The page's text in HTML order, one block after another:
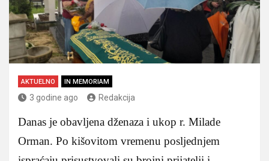
AKTUELNO IN MEMORIAM
3 godine ago Redakcija
Danas je obavljena dženaza i ukop r. Milade
Orman. Po kišovitom vremenu posljednjem